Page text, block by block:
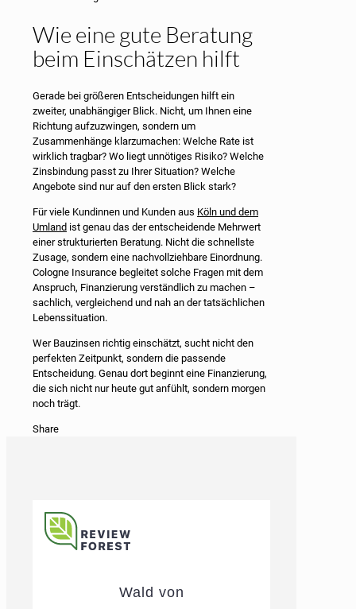
Wie eine gute Beratung
beim Einschätzen hilft
Gerade bei größeren Entscheidungen hilft ein
zweiter, unabhängiger Blick. Nicht, um Ihnen eine
Richtung aufzuzwingen, sondern um
Zusammenhänge klarzumachen: Welche Rate ist
wirklich tragbar? Wo liegt unnötiges Risiko? Welche
Zinsbindung passt zu Ihrer Situation? Welche
Angebote sind nur auf den ersten Blick stark?
Für viele Kundinnen und Kunden aus Köln und dem
Umland ist genau das der entscheidende Mehrwert
einer strukturierten Beratung. Nicht die schnellste
Zusage, sondern eine nachvollziehbare Einordnung.
Cologne Insurance begleitet solche Fragen mit dem
Anspruch, Finanzierung verständlich zu machen –
sachlich, vergleichend und nah an der tatsächlichen
Lebenssituation.
Wer Bauzinsen richtig einschätzt, sucht nicht den
perfekten Zeitpunkt, sondern die passende
Entscheidung. Genau dort beginnt eine Finanzierung,
die sich nicht nur heute gut anfühlt, sondern morgen
noch trägt.
Share
Wald von